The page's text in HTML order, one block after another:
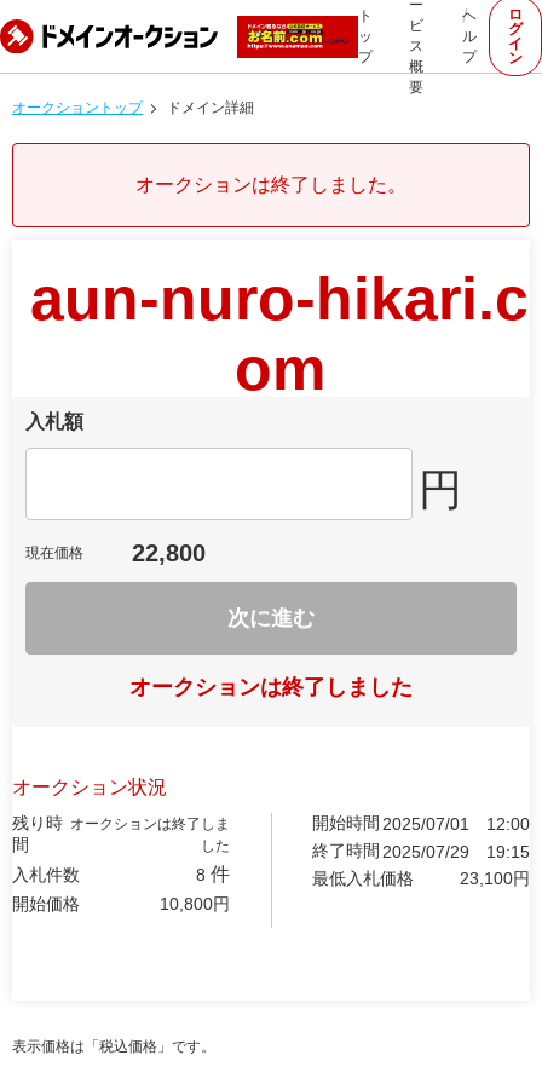
ト
ッ
プ
ー
ビ
ス
概
要
ヘ
ル
プ
ロ
グ
イ
ン
オークショントップ ドメイン詳細
オークションは終了しました。
aun-nuro-hikari.c
om
入札額
円
現在価格 22,800
次に進む
オークションは終了しました
オークション状況
残り時
間
オークションは終了しま
した
入札件数 8 件
開始価格 10,800円
開始時間 2025/07/01
12:00
終了時間 2025/07/29
19:15
最低入札価格
23,100円
表示価格は「税込価格」です。